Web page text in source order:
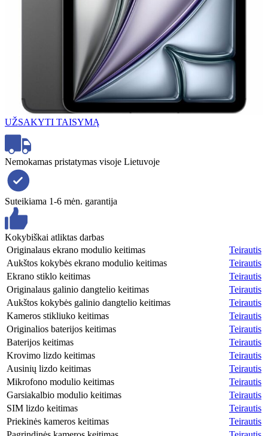
UŽSAKYTI TAISYMĄ
Nemokamas pristatymas visoje Lietuvoje
Suteikiama 1-6 mėn. garantija
Kokybiškai atliktas darbas
Originalaus ekrano modulio keitimas
Teirautis
Aukštos kokybės ekrano modulio keitimas
Teirautis
Ekrano stiklo keitimas
Teirautis
Originalaus galinio dangtelio keitimas
Teirautis
Aukštos kokybės galinio dangtelio keitimas
Teirautis
Kameros stikliuko keitimas
Teirautis
Originalios baterijos keitimas
Teirautis
Baterijos keitimas
Teirautis
Krovimo lizdo keitimas
Teirautis
Ausinių lizdo keitimas
Teirautis
Mikrofono modulio keitimas
Teirautis
Garsiakalbio modulio keitimas
Teirautis
SIM lizdo keitimas
Teirautis
Priekinės kameros keitimas
Teirautis